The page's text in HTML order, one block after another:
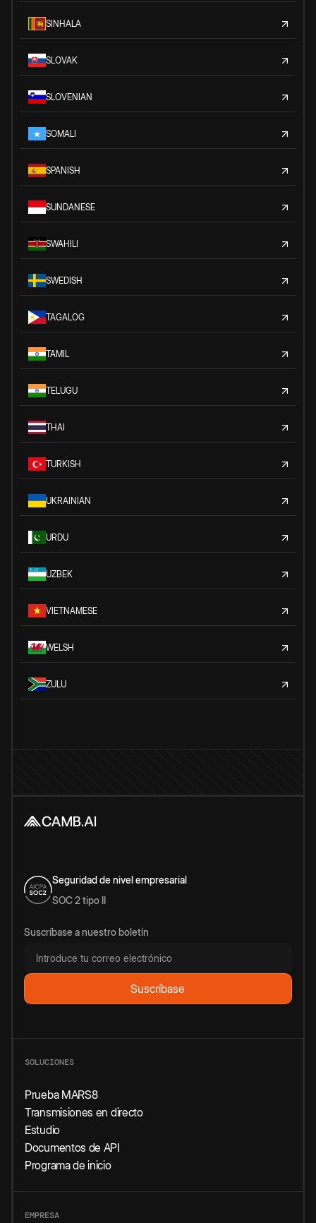
SINHALA
SLOVAK
SLOVENIAN
SOMALI
SPANISH
SUNDANESE
SWAHILI
SWEDISH
TAGALOG
TAMIL
TELUGU
THAI
TURKISH
UKRAINIAN
URDU
UZBEK
VIETNAMESE
WELSH
ZULU
Seguridad de nivel empresarial
SOC 2 tipo II
Suscríbase a nuestro boletín
SOLUCIONES
Prueba MARS8
Transmisiones en directo
Estudio
Documentos de API
Programa de inicio
EMPRESA